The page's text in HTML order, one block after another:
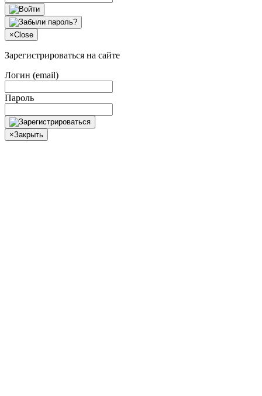
×Close
Зарегистрироваться на сайте
Логин (email)
Пароль
×Закрыть